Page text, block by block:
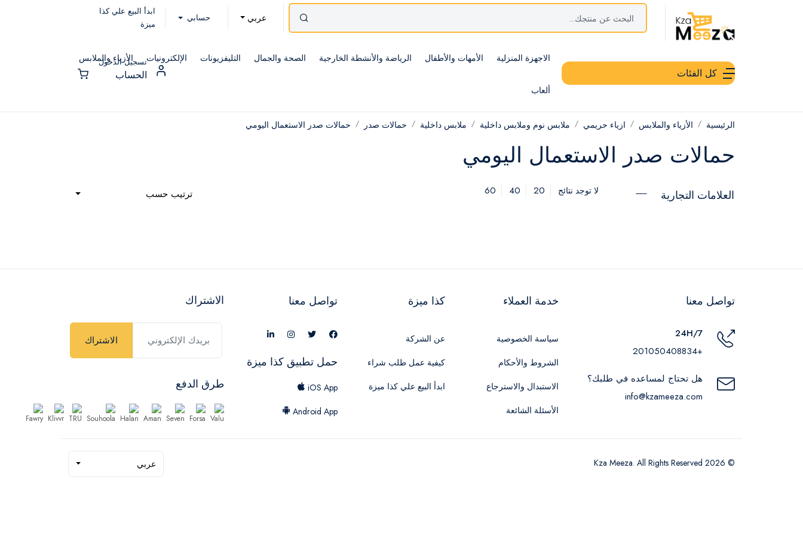
عربي حسابي
ابدأ البيع علي كذا
ميزة
كل الفئات
الاجهزة المنزلية الأمهات والأطفال الرياضة والأنشطة الخارجية الصحة والجمال التليفزيونات الإلكترونيات الأزياء والملابس
ألعاب
تسجيل الدخول
الحساب
الرئيسية الأزياء والملابس ازياء حريمي ملابس نوم وملابس داخلية ملابس داخلية حمالات صدر حمالات صدر الاستعمال اليومي
حمالات صدر الاستعمال اليومي
العلامات التجارية لا توجد نتائج 20
40
60 ترتيب حسب
تواصل معنا
24H/7
+201050408834
هل تحتاج لمساعده في طلبك؟
info@kzameeza.com
خدمة العملاء
سياسة الخصوصية
الشروط والأحكام
الاستبدال والاسترجاع
الأسئلة الشائعة
كذا ميزة
عن الشركة
كيفية عمل طلب شراء
ابدأ البيع علي كذا ميزة
تواصل معنا
حمل تطبيق كذا ميزة
iOS App
Android App
الاشتراك
الاشتراك
طرق الدفع
© 2026 Kza Meeza. All Rights Reserved عربي